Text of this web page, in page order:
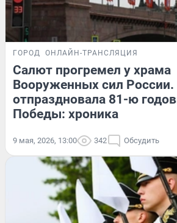
ГОРОД ОНЛАЙН-ТРАНСЛЯЦИЯ
Салют прогремел у храма
Вооруженных сил
отпраздновала 81-ю
Победы: хроника
9 мая, 2026, 13:00 342 Обсудить